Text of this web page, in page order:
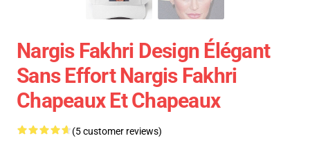
Nargis Fakhri Design Élégant
Sans Effort Nargis Fakhri
Chapeaux Et Chapeaux
(5 customer reviews)